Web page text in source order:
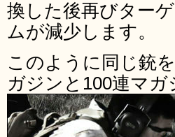
換した後再びター
ムが減少します。
このように同じ銃
ガジンと100連マ